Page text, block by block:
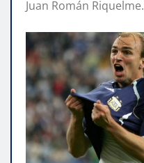
Juan Román Riquelme.